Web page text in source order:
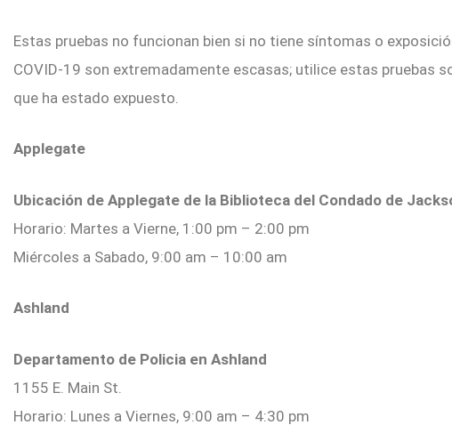
Estas pruebas no funcionan bien si no tiene síntomas o
COVID-19 son extremadamente escasas; utilice estas pruebas
que ha estado expuesto.
Applegate
Ubicación de Applegate de la Biblioteca del Condado de
Horario: Martes a Vierne, 1:00 pm – 2:00 pm
Miércoles a Sabado, 9:00 am – 10:00 am
Ashland
Departamento de Policia en Ashland
1155 E. Main St.
Horario: Lunes a Viernes, 9:00 am – 4:30 pm